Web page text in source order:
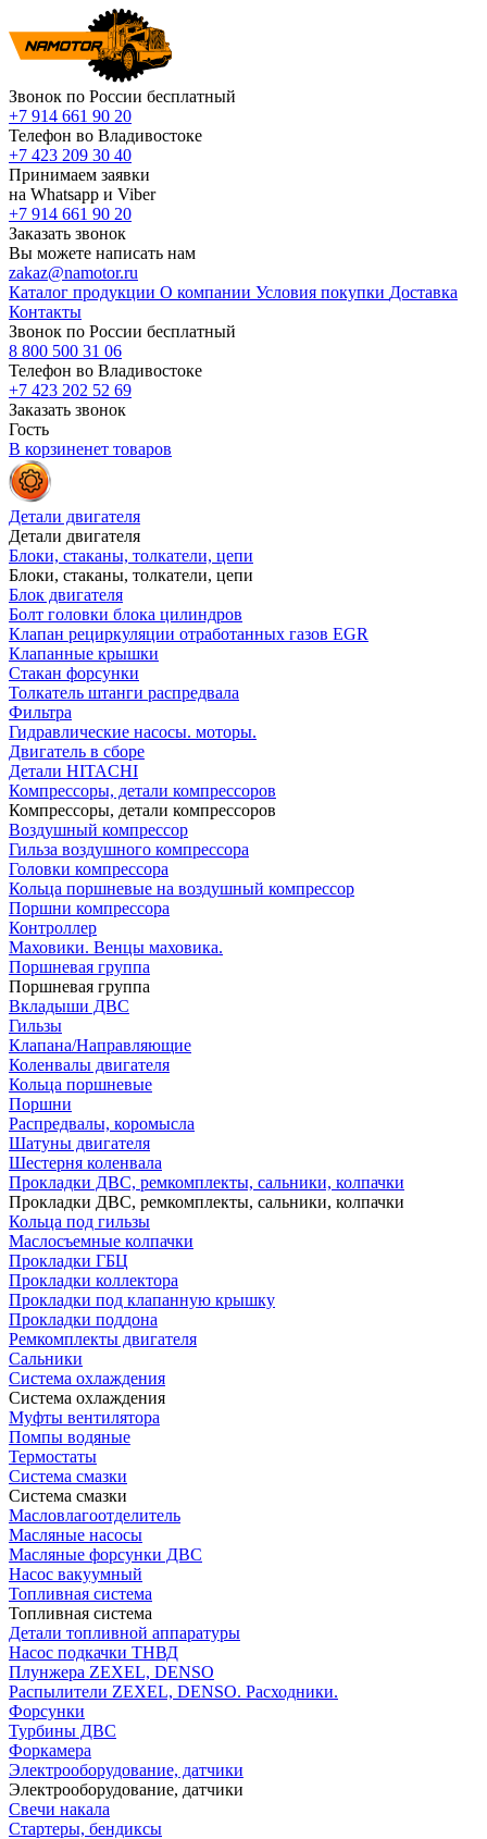
Звонок по России бесплатный
+7 914 661 90 20
Телефон во Владивостоке
+7 423 209 30 40
Принимаем заявки
на Whatsapp и Viber
+7 914 661 90 20
Заказать звонок
Вы можете написать нам
zakaz@namotor.ru
Каталог продукции О компании Условия покупки Доставка
Контакты
Звонок по России бесплатный
8 800 500 31 06
Телефон во Владивостоке
+7 423 202 52 69
Заказать звонок
Гость
В корзиненет товаров
Детали двигателя
Детали двигателя
Блоки, стаканы, толкатели, цепи
Блоки, стаканы, толкатели, цепи
Блок двигателя
Болт головки блока цилиндров
Клапан рециркуляции отработанных газов EGR
Клапанные крышки
Стакан форсунки
Толкатель штанги распредвала
Фильтра
Гидравлические насосы. моторы.
Двигатель в сборе
Детали HITACHI
Компрессоры, детали компрессоров
Компрессоры, детали компрессоров
Воздушный компрессор
Гильза воздушного компрессора
Головки компрессора
Кольца поршневые на воздушный компрессор
Поршни компрессора
Контроллер
Маховики. Венцы маховика.
Поршневая группа
Поршневая группа
Вкладыши ДВС
Гильзы
Клапана/Направляющие
Коленвалы двигателя
Кольца поршневые
Поршни
Распредвалы, коромысла
Шатуны двигателя
Шестерня коленвала
Прокладки ДВС, ремкомплекты, сальники, колпачки
Прокладки ДВС, ремкомплекты, сальники, колпачки
Кольца под гильзы
Маслосъемные колпачки
Прокладки ГБЦ
Прокладки коллектора
Прокладки под клапанную крышку
Прокладки поддона
Ремкомплекты двигателя
Сальники
Система охлаждения
Система охлаждения
Муфты вентилятора
Помпы водяные
Термостаты
Система смазки
Система смазки
Масловлагоотделитель
Масляные насосы
Масляные форсунки ДВС
Насос вакуумный
Топливная система
Топливная система
Детали топливной аппаратуры
Насос подкачки ТНВД
Плунжера ZEXEL, DENSO
Распылители ZEXEL, DENSO. Расходники.
Форсунки
Турбины ДВС
Форкамера
Электрооборудование, датчики
Электрооборудование, датчики
Свечи накала
Стартеры, бендиксы